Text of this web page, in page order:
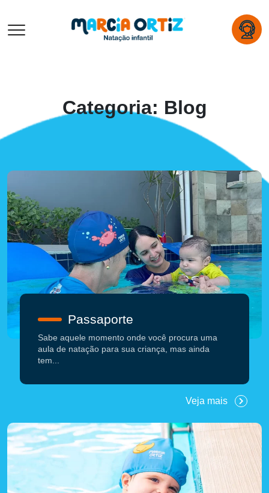
Categoria: Blog
Passaporte
Sabe aquele momento onde você procura uma
aula de natação para sua criança, mas ainda
tem...
Veja mais